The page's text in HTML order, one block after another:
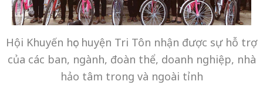
Hội Khuyến học huyện Tri Tôn nhận được sự hỗ trợ
của các ban, ngành, đoàn thể, doanh nghiệp, nhà
hảo tâm trong và ngoài tỉnh